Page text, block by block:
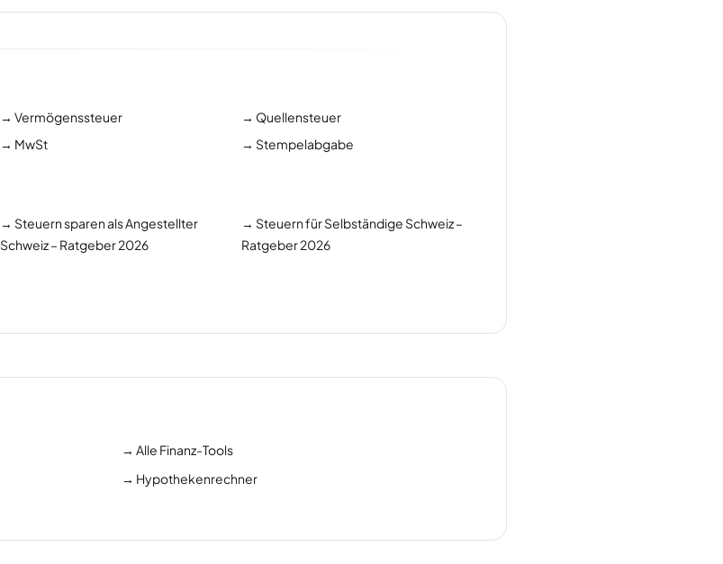
→ Vermögenssteuer → Quellensteuer
→ MwSt → Stempelabgabe
→ Steuern sparen als Angestellter
Schweiz – Ratgeber 2026
→ Steuern für Selbständige Schweiz –
Ratgeber 2026
→ Alle Finanz-Tools
→ Hypothekenrechner